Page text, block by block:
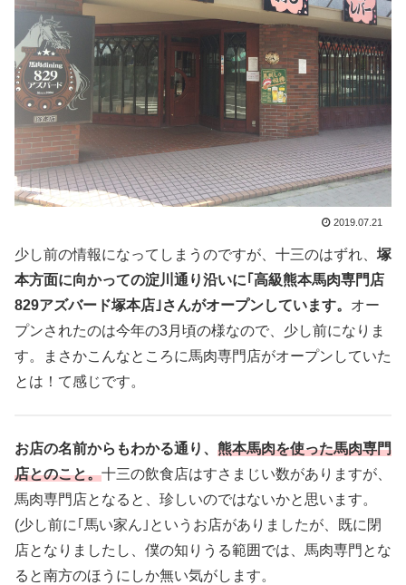
2019.07.21
少し前の情報になってしまうのですが、十三のはずれ、 塚
本方面に向かっての淀川通り沿いに｢高級熊本馬肉専門店
829アズバード塚本店｣さんがオープンしています。 オー
プンされたのは今年の3月頃の様なので、少し前になりま
す。まさかこんなところに馬肉専門店がオープンしていた
とは！て感じです。
お店の名前からもわかる通り、 熊本馬肉を使った馬肉専門
店とのこと。十三の飲食店はすさまじい数がありますが、
馬肉専門店となると、珍しいのではないかと思います。
(少し前に｢馬い家ん｣というお店がありましたが、既に閉
店となりましたし、僕の知りうる範囲では、馬肉専門とな
ると南方のほうにしか無い気がします。